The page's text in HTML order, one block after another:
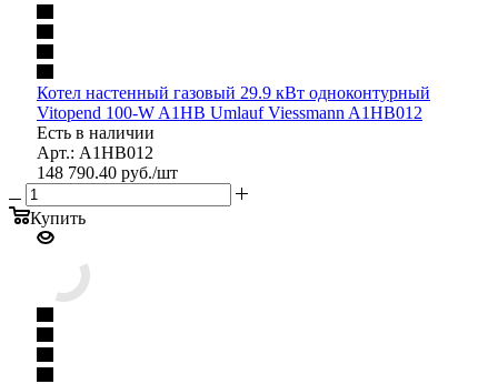
Котел настенный газовый 29.9 кВт одноконтурный
Vitopend 100-W A1HB Umlauf Viessmann A1HB012
Есть в наличии
Арт.: A1HB012
148 790.40 руб./шт
Купить